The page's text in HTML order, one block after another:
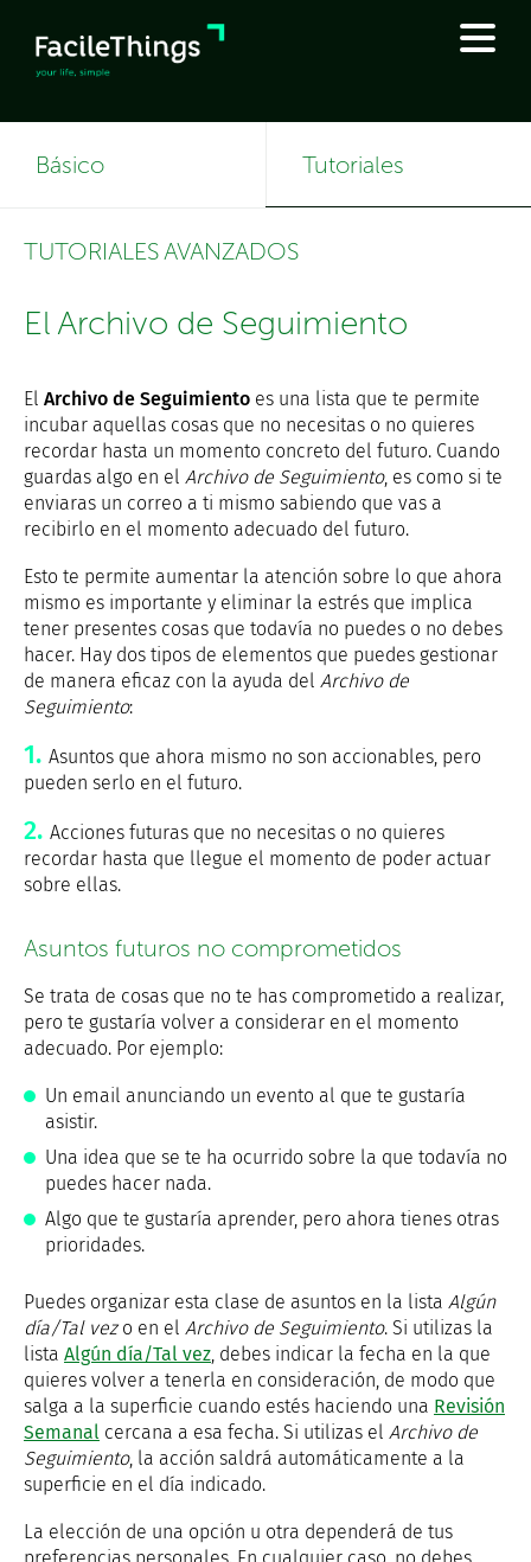
Básico Tutoriales
TUTORIALES AVANZADOS
El Archivo de Seguimiento
El Archivo de Seguimiento es una lista que te permite
incubar aquellas cosas que no necesitas o no quieres
recordar hasta un momento concreto del futuro. Cuando
guardas algo en el Archivo de Seguimiento, es como si te
enviaras un correo a ti mismo sabiendo que vas a
recibirlo en el momento adecuado del futuro.
Esto te permite aumentar la atención sobre lo que ahora
mismo es importante y eliminar la estrés que implica
tener presentes cosas que todavía no puedes o no debes
hacer. Hay dos tipos de elementos que puedes gestionar
de manera eficaz con la ayuda del Archivo de
Seguimiento:
Asuntos que ahora mismo no son accionables, pero
pueden serlo en el futuro.
Acciones futuras que no necesitas o no quieres
recordar hasta que llegue el momento de poder actuar
sobre ellas.
Asuntos futuros no comprometidos
Se trata de cosas que no te has comprometido a realizar,
pero te gustaría volver a considerar en el momento
adecuado. Por ejemplo:
Un email anunciando un evento al que te gustaría
asistir.
Una idea que se te ha ocurrido sobre la que todavía no
puedes hacer nada.
Algo que te gustaría aprender, pero ahora tienes otras
prioridades.
Puedes organizar esta clase de asuntos en la lista Algún
día/Tal vezo en el Archivo de Seguimiento. Si utilizas la
lista Algún día/Tal vez, debes indicar la fecha en la que
quieres volver a tenerla en consideración, de modo que
salga a la superficie cuando estés haciendo una Revisión
Semanal cercana a esa fecha. Si utilizas el Archivo de
Seguimiento, la acción saldrá automáticamente a la
superficie en el día indicado.
La elección de una opción u otra dependerá de tus